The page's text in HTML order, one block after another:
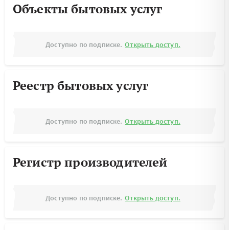
Объекты бытовых услуг
Доступно по подписке. Открыть доступ.
Реестр бытовых услуг
Доступно по подписке. Открыть доступ.
Регистр производителей
Доступно по подписке. Открыть доступ.